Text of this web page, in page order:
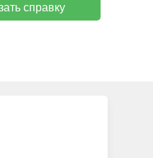
справку